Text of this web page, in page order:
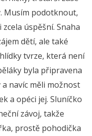
Musím podotknout,
úspěšní. Snaha
dětí, ale také
tvrze, která není
byla připravena
navíc měli možnost
a opéci jej. Sluníčko
závoj, takže
prostě pohodička